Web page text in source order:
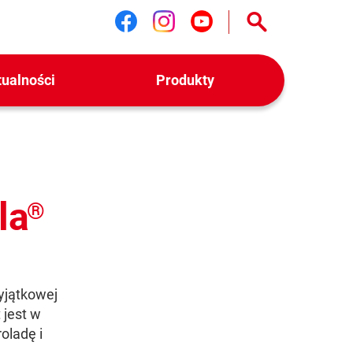
Śledź nas na facebook
Śledź nas na
Śledź nas na
Produkty
®
jest w
i